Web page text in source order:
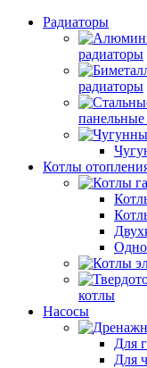
Радиаторы
радиаторы
радиаторы
Котлы
котлы
Насосы
Для
Для